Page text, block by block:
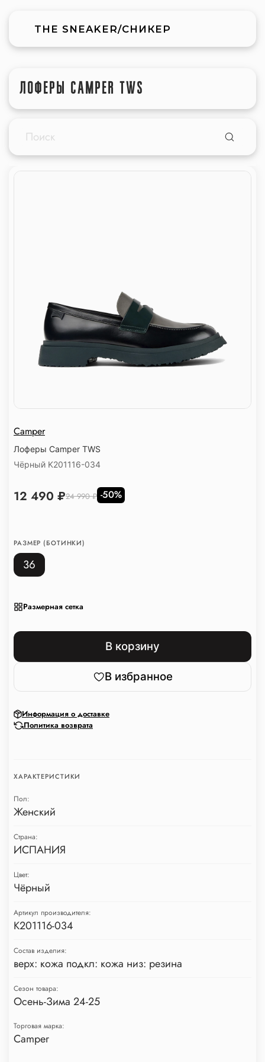
THE SNEAKER/СНИКЕР
ЛОФЕРЫ CAMPER TWS
Camper
Лоферы Camper TWS
Чёрный K201116-034
РАЗМЕР (БОТИНКИ)
36
Размерная сетка
12 490 ₽24 990 ₽ -50%
В корзину
В избранное
Информация о доставке
Политика возврата
ХАРАКТЕРИСТИКИ
Пол:
Женский
Страна:
ИСПАНИЯ
Цвет:
Чёрный
Артикул производителя:
K201116-034
Состав изделия:
верх: кожа подкл: кожа низ: резина
Сезон товара:
Осень-Зима 24-25
Торговая марка:
Camper